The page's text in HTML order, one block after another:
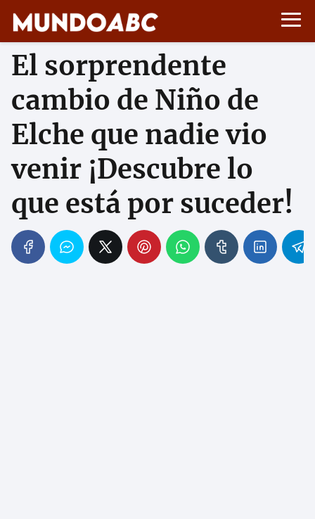
El sorprendente
cambio de Niño de
Elche que nadie vio
venir ¡Descubre lo
que está por suceder!